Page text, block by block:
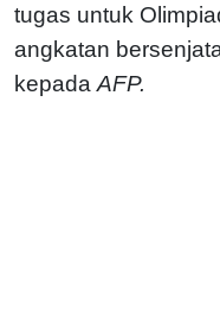
tugas untuk
angkatan
kepada AFP.